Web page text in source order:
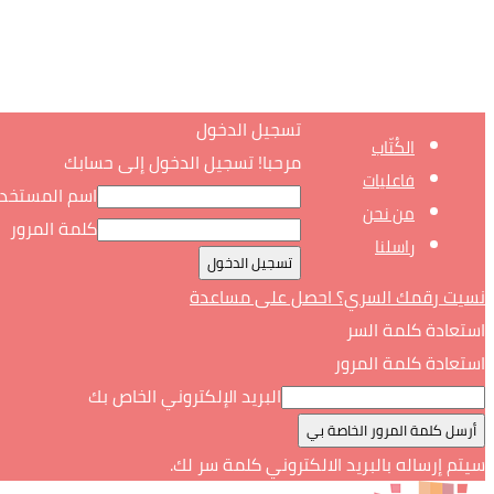
الكُتّاب
فاعليات
من نحن
راسلنا
تسجيل الدخول
مرحبا! تسجيل الدخول إلى حسابك
اسم
كلمة المرور
نسيت رقمك السري؟ احصل على مساعدة
استعادة كلمة السر
استعادة كلمة المرور
البريد الإلكتروني الخاص بك
سيتم إرساله بالبريد الالكتروني كلمة سر لك.